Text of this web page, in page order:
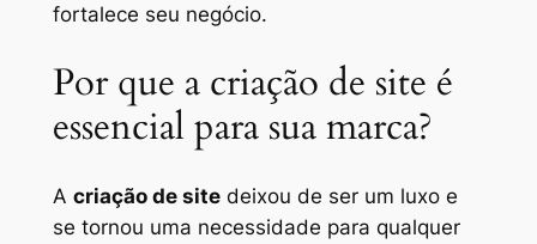
fortalece seu negócio.
Por que a criação de site é
essencial para sua marca?
A criação de sitedeixou de ser um luxo e
se tornou uma necessidade para qualquer